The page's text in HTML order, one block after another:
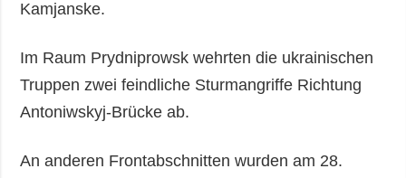
Kamjanske.
Im Raum Prydniprowsk wehrten die ukrainischen
Truppen zwei feindliche Sturmangriffe Richtung
Antoniwskyj-Brücke ab.
An anderen Frontabschnitten wurden am 28.